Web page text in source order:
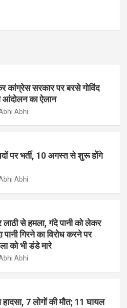
कांग्रेस सरकार पर बरसे गोविंद
का ऐलान
Abhi
पर भर्ती, 10 अगस्त से शुरू होंगे
Abhi
से हमला, गंदे पानी को लेकर
गिरने का विरोध करने पर
को भी डंडे मारे
Abhi
7 लोगों की मौत; 11 घायल